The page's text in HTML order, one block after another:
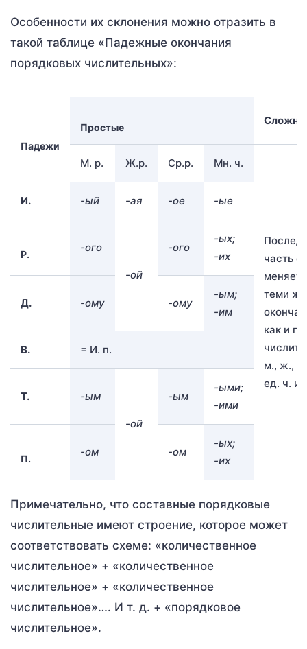
Особенности их склонения можно отразить в
такой таблице «Падежные окончания
порядковых числительных»:
Падежи
Простые
М. р. Ж.р. Ср.р. Мн. ч.
часть
теми же
как и
м., ж.,
ед. ч. и
И. -ый -ая -ое -ые
Р.
-ого
-ой
-ого
-ых;
-их
Д. -ому -ому
-ым;
-им
В. = И. п.
Т. -ым
-ой
-ым
-ыми;
-ими
П.
-ом -ом
-ых;
-их
Примечательно, что составные порядковые
числительные имеют строение, которое может
соответствовать схеме: «количественное
числительное» + «количественное
числительное» + «количественное
числительное»…. И т. д. + «порядковое
числительное».